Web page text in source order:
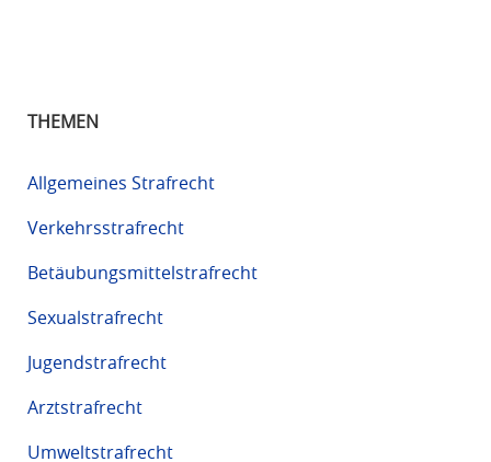
THEMEN
Allgemeines Strafrecht
Verkehrsstrafrecht
Betäubungsmittelstrafrecht
Sexualstrafrecht
Jugendstrafrecht
Arztstrafrecht
Umweltstrafrecht